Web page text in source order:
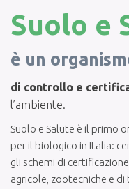
Suolo e
è un
di controllo e
l’ambiente.
Suolo e Salute è il primo
per il biologico in Italia:
gli schemi di
agricole, zootecniche e